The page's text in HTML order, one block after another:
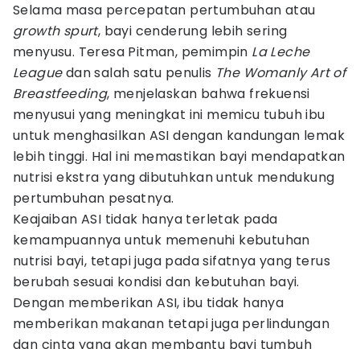
Selama masa percepatan pertumbuhan atau
growth spurt, bayi cenderung lebih sering
menyusu. Teresa Pitman, pemimpin La Leche
Leaguedan salah satu penulis The Womanly Art of
Breastfeeding, menjelaskan bahwa frekuensi
menyusui yang meningkat ini memicu tubuh ibu
untuk menghasilkan ASI dengan kandungan lemak
lebih tinggi. Hal ini memastikan bayi mendapatkan
nutrisi ekstra yang dibutuhkan untuk mendukung
pertumbuhan pesatnya.
Keajaiban ASI tidak hanya terletak pada
kemampuannya untuk memenuhi kebutuhan
nutrisi bayi, tetapi juga pada sifatnya yang terus
berubah sesuai kondisi dan kebutuhan bayi.
Dengan memberikan ASI, ibu tidak hanya
memberikan makanan tetapi juga perlindungan
dan cinta yang akan membantu bayi tumbuh